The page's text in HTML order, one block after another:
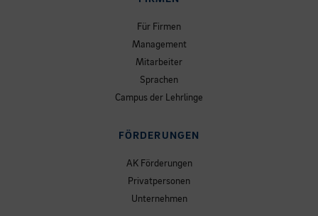
Für Firmen
Management
Mitarbeiter
Sprachen
Campus der Lehrlinge
FÖRDERUNGEN
AK Förderungen
Privatpersonen
Unternehmen